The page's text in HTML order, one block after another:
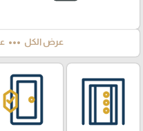
عرض الكل more_horiz